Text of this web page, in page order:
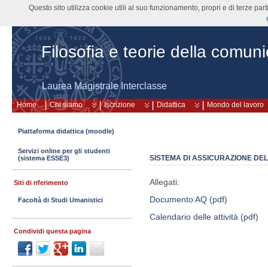
Filosofia e teorie della
Laurea Magistrale Interclasse
Home Chi siamo Iscrizione Didattica Mondo del lavoro
SISTEMA DI ASSICURAZIONE
Allegati:
Documento AQ (pdf)
Calendario delle attività (pdf)
Piattaforma didattica (moodle)
Servizi online per gli studenti
(sistema ESSE3)
Siti di riferimento
Facoltà di Studi Umanistici
Condividi questa pagina
Questo sito utilizza cookie utili al suo funzionamento, propri e di terze